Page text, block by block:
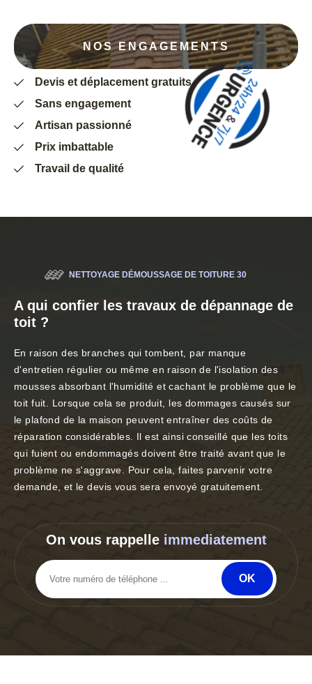
NOS ENGAGEMENTS
Devis et déplacement gratuits
Sans engagement
Artisan passionné
Prix imbattable
Travail de qualité
NETTOYAGE DÉMOUSSAGE DE TOITURE 30
A qui confier les travaux de dépannage de
toit ?
En raison des branches qui tombent, par manque
d'entretien régulier ou même en raison de l'isolation des
mousses absorbant l'humidité et cachant le problème que le
toit fuit. Lorsque cela se produit, les dommages causés sur
le plafond de la maison peuvent entraîner des coûts de
réparation considérables. Il est ainsi conseillé que les toits
qui fuient ou endommagés doivent être traité avant que le
problème ne s'aggrave. Pour cela, faites parvenir votre
demande, et le devis vous sera envoyé gratuitement.
On vous rappelle immediatement